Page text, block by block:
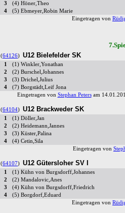
3
(4) Höner,Theo
4
(5) Ebmeyer,Robin Marie
Eingetragen von
(64126) U12 Bielefelder SK
1 (1) Winkler,Yonathan
2
(2) Burschel,Johannes
3
(3) Drichel,Julius
4
(7) Borgstädt,Leif Jona
Eingetragen von Stephan Petersam
(64104) U12 Brackweder SK
1 (1) Döller,Jan
2
(2) Heidemann,Jannes
3
(3) Küster,Palina
4
(4) Cetin,Sila
Eingetragen von
(64107) U12 Gütersloher SV I
1 (1) Kühn von Burgsdorff,Johannes
2
(2) Mandalovic,Anes
3
(4) Kühn von Burgsdorff,Friedrich
4
(5) Borgdorf,Eduard
Eingetragen von